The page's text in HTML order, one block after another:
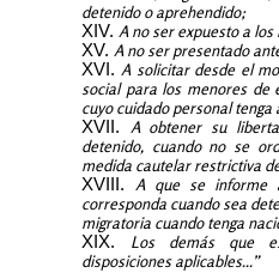
detenido o aprehendido;
A no ser expuesto a
A no ser presentado
A solicitar desde el
social para los menores de
cuyo cuidado personal tenga
A obtener su
detenido, cuando no se
medida cautelar restrictiva
A que se informe
corresponda cuando sea
migratoria cuando tenga
Los demás que
disposiciones aplicables...”